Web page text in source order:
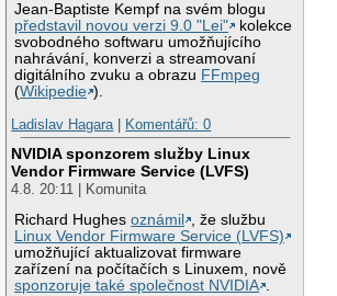
Jean-Baptiste Kempf na svém blogu
představil novou verzi 9.0 "Lei"
kolekce
svobodného softwaru umožňujícího
nahrávání, konverzi a streamovaní
digitálního zvuku a obrazu FFmpeg
(Wikipedie ).
Ladislav Hagara| Komentářů: 0
NVIDIA sponzorem služby Linux
Vendor Firmware Service (LVFS)
4.8. 20:11 | Komunita
Richard Hughesoznámil
, že službu
Linux Vendor Firmware Service (LVFS)
umožňující aktualizovat firmware
zařízení na počítačích s Linuxem, nově
sponzoruje také společnost NVIDIA .